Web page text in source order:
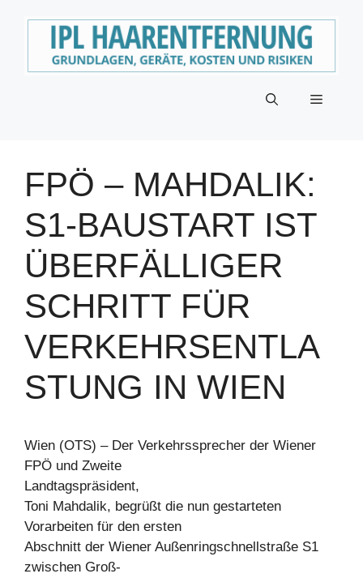
Menü
FPÖ – MAHDALIK:
S1-BAUSTART IST
ÜBERFÄLLIGER
SCHRITT FÜR
VERKEHRSENTLA
STUNG IN WIEN
Wien (OTS) – Der Verkehrssprecher der Wiener
FPÖ und Zweite
Landtagspräsident,
Toni Mahdalik, begrüßt die nun gestarteten
Vorarbeiten für den ersten
Abschnitt der Wiener Außenringschnellstraße S1
zwischen Groß-